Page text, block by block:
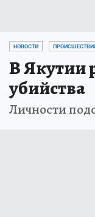
НОВОСТИ
В Якутии
убийства
Личности